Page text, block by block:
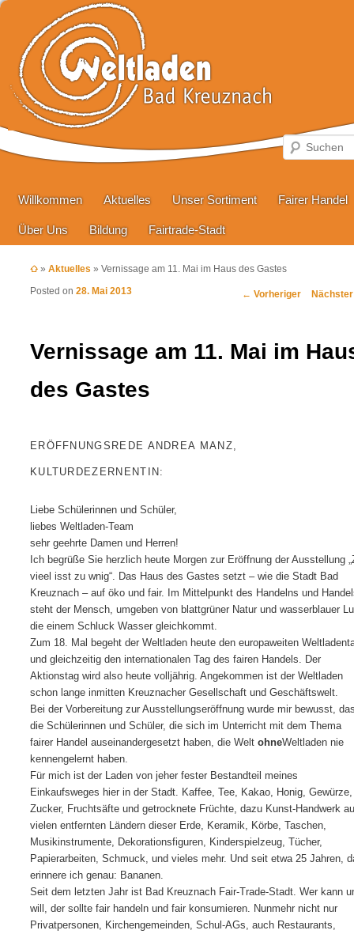
Hauptmenü
Zum primären Inhalt springen
Zum sekundären Inhalt springen
Willkommen Aktuelles Unser Sortiment Fairer Handel
Über Uns Bildung Fairtrade-Stadt
» Aktuelles » Vernissage am 11. Mai im Haus des Gastes
Beitragsnavigation
← Vorheriger
Vernissage am 11. Mai im
des Gastes
Posted on 28. Mai 2013
ERÖFFNUNGSREDE ANDREA MANZ,
KULTURDEZERNENTIN:
Liebe Schülerinnen und Schüler,
liebes Weltladen-Team
sehr geehrte Damen und Herren!
Ich begrüße Sie herzlich heute Morgen zur Eröffnung der Ausstellung
vieel isst zu wnig“. Das Haus des Gastes setzt – wie die Stadt Bad
Kreuznach – auf öko und fair. Im Mittelpunkt des Handelns und
steht der Mensch, umgeben von blattgrüner Natur und wasserblauer
die einem Schluck Wasser gleichkommt.
Zum 18. Mal begeht der Weltladen heute den europaweiten
und gleichzeitig den internationalen Tag des fairen Handels. Der
Aktionstag wird also heute volljährig. Angekommen ist der Weltladen
schon lange inmitten Kreuznacher Gesellschaft und Geschäftswelt.
Bei der Vorbereitung zur Ausstellungseröffnung wurde mir bewusst,
die Schülerinnen und Schüler, die sich im Unterricht mit dem Thema
fairer Handel auseinandergesetzt haben, die Welt ohneWeltladen nie
kennengelernt haben.
Für mich ist der Laden von jeher fester Bestandteil meines
Einkaufsweges hier in der Stadt.
Kaffee, Tee, Kakao, Honig, Gewürze,
Zucker, Fruchtsäfte und getrocknete Früchte, dazu Kunst-Handwerk
vielen entfernten Ländern dieser Erde, Keramik, Körbe, Taschen,
Musikinstrumente, Dekorationsfiguren , Kinderspielzeug, Tücher,
Papierarbeiten, Schmuck, und vieles mehr. Und seit etwa 25 Jahren,
erinnere ich genau: Bananen.
Seit dem letzten Jahr ist Bad Kreuznach Fair-Trade-Stadt. Wer kann
will, der sollte fair handeln und fair konsumieren. Nunmehr nicht nur
Privatpersonen, Kirchengemeinden, Schul-AGs, auch Restaurants,